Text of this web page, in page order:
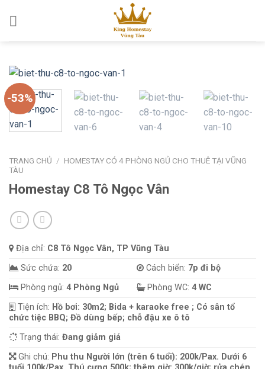
-53%
TRANG CHỦ / HOMESTAY CÓ 4 PHÒNG NGỦ CHO THUÊ TẠI VŨNG
TÀU
Homestay C8 Tô Ngọc Vân
Địa chỉ: C8 Tô Ngọc Vân, TP Vũng Tàu
Sức chứa: 20 Cách biển: 7p đi bộ
Phòng ngủ: 4 Phòng Ngủ Phòng WC: 4 WC
Tiện ích: Hồ bơi: 30m2; Bida + karaoke free ; Có sân tổ
chức tiệc BBQ; Đồ dùng bếp; chỗ đậu xe ô tô
Trạng thái: Đang giảm giá
Ghi chú: Phu thu Người lớn (trên 6 tuổi): 200k/Pax. Dưới 6